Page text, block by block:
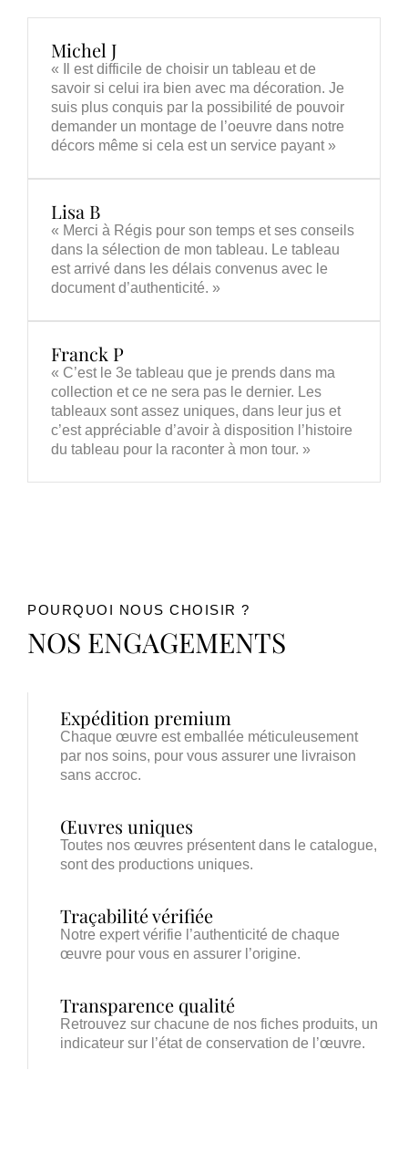
Michel J
« Il est difficile de choisir un tableau et de
savoir si celui ira bien avec ma décoration. Je
suis plus conquis par la possibilité de pouvoir
demander un montage de l’oeuvre dans notre
décors même si cela est un service payant »
Lisa B
« Merci à Régis pour son temps et ses conseils
dans la sélection de mon tableau. Le tableau
est arrivé dans les délais convenus avec le
document d’authenticité. »
Franck P
« C’est le 3e tableau que je prends dans ma
collection et ce ne sera pas le dernier. Les
tableaux sont assez uniques, dans leur jus et
c’est appréciable d’avoir à disposition l’histoire
du tableau pour la raconter à mon tour. »
POURQUOI NOUS CHOISIR ?
NOS ENGAGEMENTS
Expédition premium
Chaque œuvre est emballée méticuleusement
par nos soins, pour vous assurer une livraison
sans accroc.
Œuvres uniques
Toutes nos œuvres présentent dans le catalogue,
sont des productions uniques.
Traçabilité vérifiée
Notre expert vérifie l’authenticité de chaque
œuvre pour vous en assurer l’origine.
Transparence qualité
Retrouvez sur chacune de nos fiches produits, un
indicateur sur l’état de conservation de l’œuvre.